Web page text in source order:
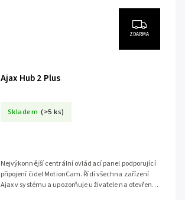
ZDARMA
Ajax Hub 2 Plus
Skladem (>5 ks)
Nejvýkonnější centrální ovládací panel podporující
připojení čidel MotionCam. Řídí všechna zařízení
Ajax v systému a upozorňuje uživatele na otevřené